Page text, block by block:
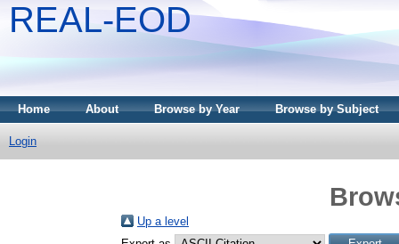
REAL-EOD
Home About Browse by Year Browse by Subject
Login
Up a level